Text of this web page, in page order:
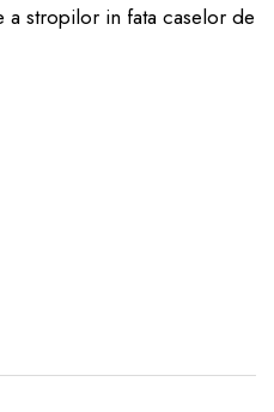
a stropilor in fata caselor de